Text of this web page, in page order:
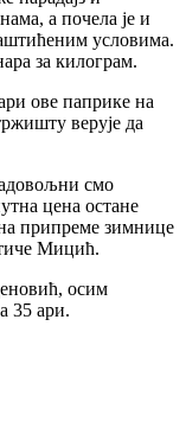
а почела је и
условима.
за килограм.
ове паприке на
верује да
смо
цена остане
припреме зимнице
Мицић.
осим
35 ари.